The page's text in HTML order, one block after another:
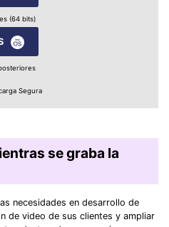
(64 bits)
Segura
se graba la
necesidades en desarrollo de
de video de sus clientes y ampliar